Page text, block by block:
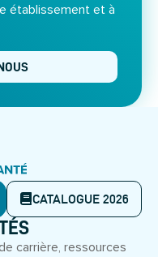
établissement et à
CATALOGUE 2026
carrière, ressources